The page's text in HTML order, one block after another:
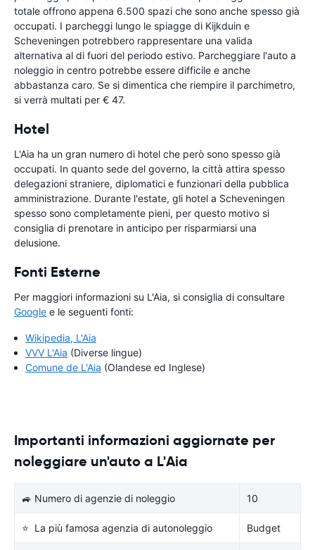
totale offrono appena 6.500 spazi che sono anche spesso già
occupati. I parcheggi lungo le spiagge di Kijkduin e
Scheveningen potrebbero rappresentare una valida
alternativa al di fuori del periodo estivo. Parcheggiare l'auto a
noleggio in centro potrebbe essere difficile e anche
abbastanza caro. Se si dimentica che riempire il parchimetro,
si verrà multati per € 47.
Hotel
L'Aia ha un gran numero di hotel che però sono spesso già
occupati. In quanto sede del governo, la città attira spesso
delegazioni straniere, diplomatici e funzionari della pubblica
amministrazione. Durante l'estate, gli hotel a Scheveningen
spesso sono completamente pieni, per questo motivo si
consiglia di prenotare in anticipo per risparmiarsi una
delusione.
Fonti Esterne
Per maggiori informazioni su L'Aia, si consiglia di consultare
Google e le seguenti fonti:
Wikipedia, L'Aia
VVV L'Aia (Diverse lingue)
Comune de L'Aia (Olandese ed Inglese)
Importanti informazioni aggiornate per
noleggiare un'auto a L'Aia
🚙 Numero di agenzie di noleggio 10
⭐ La più famosa agenzia di autonoleggio Budget